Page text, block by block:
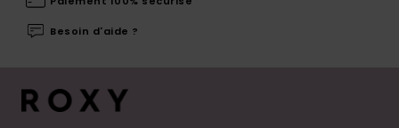
Besoin d'aide ?